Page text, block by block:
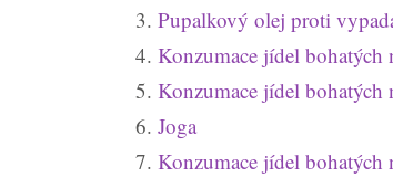
Pupalkový olej proti
Konzumace jídel bohatých
Konzumace jídel bohatých
Joga
Konzumace jídel bohatých